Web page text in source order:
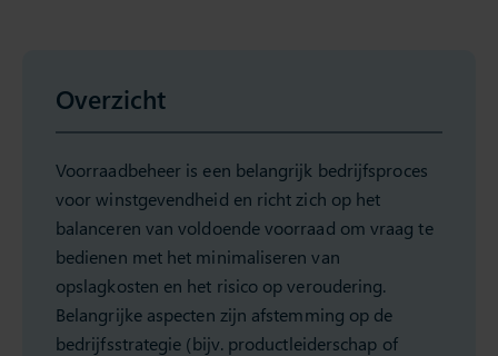
Overzicht
Voorraadbeheer is een belangrijk bedrijfsproces
voor winstgevendheid en richt zich op het
balanceren van voldoende voorraad om vraag te
bedienen met het minimaliseren van
opslagkosten en het risico op veroudering.
Belangrijke aspecten zijn afstemming op de
bedrijfsstrategie (bijv. productleiderschap of